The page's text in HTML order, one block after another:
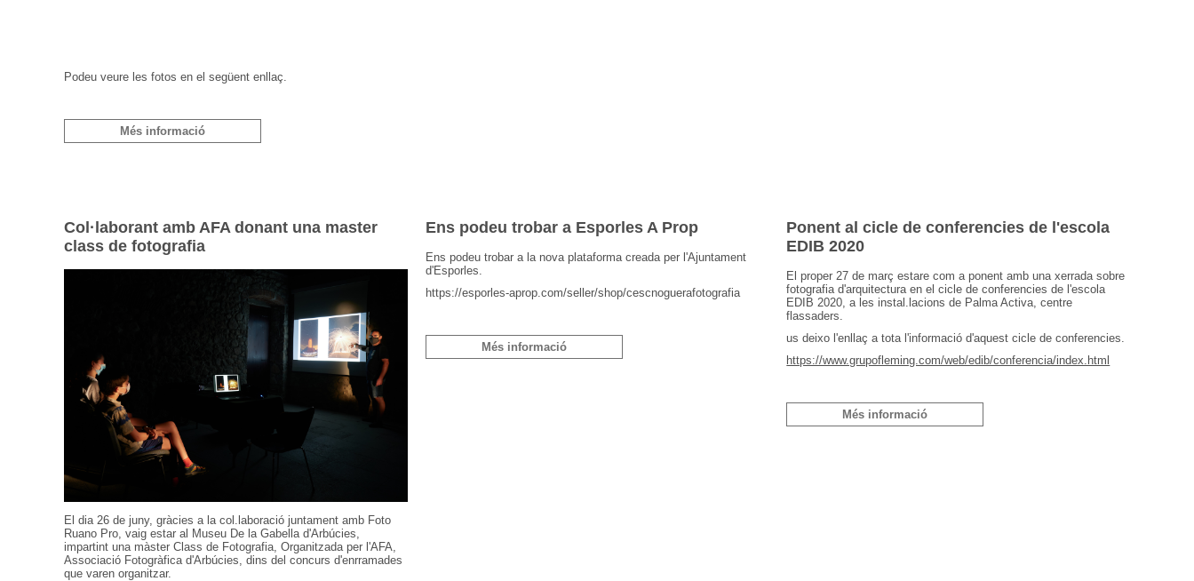
Podeu veure les fotos en el següent enllaç.
Més informació
Col·laborant amb AFA donant una master
class de fotografia
El dia 26 de juny, gràcies a la col.laboració juntament amb Foto
Ruano Pro, vaig estar al Museu De la Gabella d'Arbúcies,
impartint una màster Class de Fotografia, Organitzada per l'AFA,
Associació Fotogràfica d'Arbúcies, dins del concurs d'enrramades
que varen organitzar.
Ens podeu trobar a Esporles A Prop
Ens podeu trobar a la nova plataforma creada per l'Ajuntament
d'Esporles.
https://esporles-aprop.com/seller/shop/cescnoguerafotografia
Més informació
Ponent al cicle de conferencies de l'escola
EDIB 2020
El proper 27 de març estare com a ponent amb una xerrada sobre
fotografia d'arquitectura en el cicle de conferencies de l'escola
EDIB 2020, a les instal.lacions de Palma Activa, centre
flassaders.
us deixo l'enllaç a tota l'informació d'aquest cicle de conferencies.
https://www.grupofleming.com/web/edib/conferencia/index.html
Més informació